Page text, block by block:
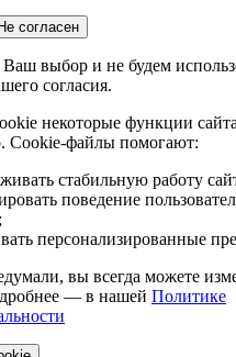
Не согласен
выбор и не будем
согласия.
некоторые функции
Cookie-файлы помогают:
стабильную работу
поведение
персонализированные
вы всегда можете
— в нашей Политике